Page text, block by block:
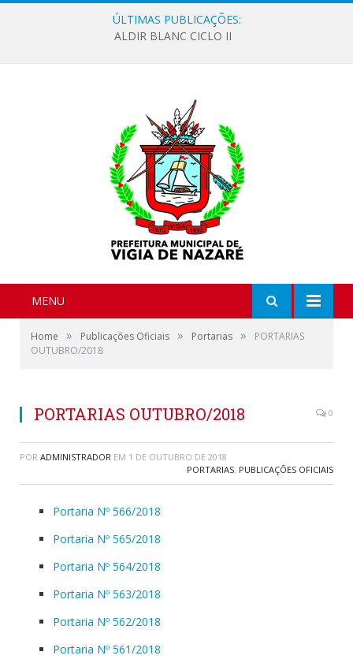
ÚLTIMAS PUBLICAÇÕES:
ALDIR BLANC CICLO II
MENU
Home » Publicações Oficiais » Portarias »
PORTARIAS
OUTUBRO/2018
PORTARIAS OUTUBRO/2018 0
POR ADMINISTRADOR EM 1 DE OUTUBRO DE 2018
PORTARIAS, PUBLICAÇÕES OFICIAIS
Portaria Nº 566/2018
Portaria Nº 565/2018
Portaria Nº 564/2018
Portaria Nº 563/2018
Portaria Nº 562/2018
Portaria Nº 561/2018